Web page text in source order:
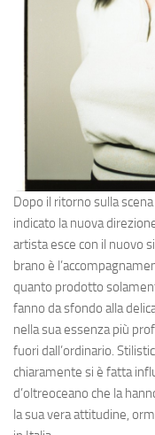
Dopo il ritorno sulla
indicato la nuova
artista esce con il nuovo
brano è
quanto prodotto
fanno da sfondo alla
nella sua essenza più
fuori dall’ordinario.
chiaramente si è fatta
d’oltreoceano che la
la sua vera attitudine,